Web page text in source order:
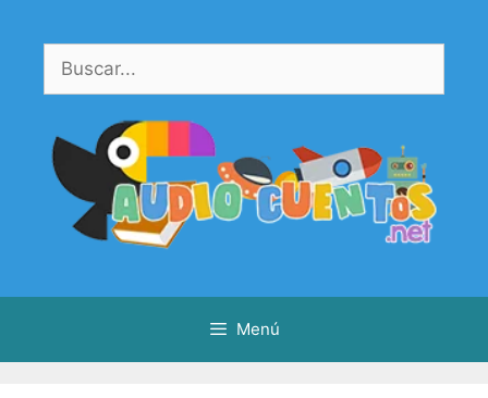
contenido
Buscar:
Menú